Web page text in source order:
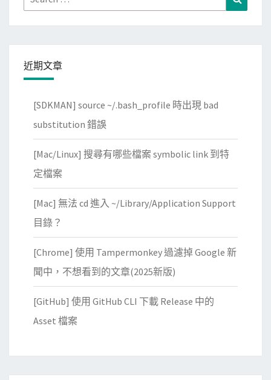
for:
近期文章
[SDKMAN] source ~/.bash_profile 時出現 bad
substitution 錯誤
[Mac/Linux] 搜尋有哪些檔案 symbolic link 到特
定檔案
[Mac] 無法 cd 進入 ~/Library/Application Support
目錄？
[Chrome] 使用 Tampermonkey 過濾掉 Google 新
聞中，不想看到的文章(2025新版)
[GitHub] 使用 GitHub CLI 下載 Release 中的
Asset 檔案